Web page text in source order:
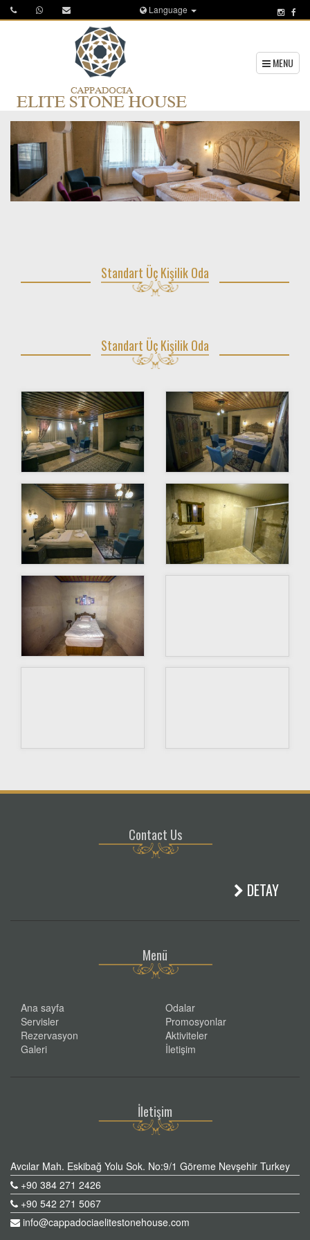
Language
MENU
Standart Üç Kişilik Oda
Standart Üç Kişilik Oda
Contact Us
DETAY
Menü
Ana sayfa
Odalar
Servisler
Promosyonlar
Rezervasyon
Aktiviteler
Galeri
İletişim
İletişim
Avcılar Mah. Eskibağ Yolu Sok. No:9/1 Göreme Nevşehir Turkey
+90 384 271 2426
+90 542 271 5067
info@cappadociaelitestonehouse.com